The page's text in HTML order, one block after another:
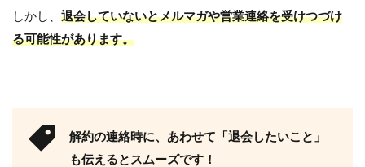
しかし、 退会していないとメルマガや営業連絡を受けつづけ
る可能性があります。
解約の連絡時に、あわせて「退会したいこと」
も伝えるとスムーズです！